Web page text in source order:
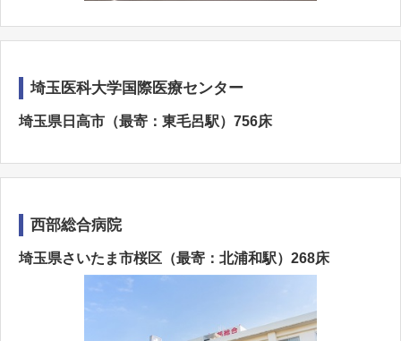
埼玉医科大学国際医療センター
埼玉県日高市（最寄：東毛呂駅）756床
西部総合病院
埼玉県さいたま市桜区（最寄：北浦和駅）268床